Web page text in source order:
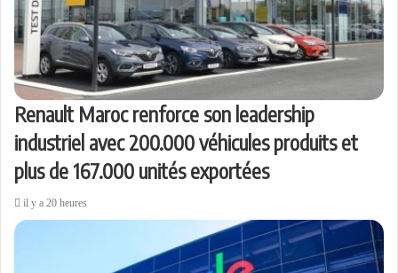
Renault Maroc renforce son leadership
industriel avec 200.000 véhicules produits et
plus de 167.000 unités exportées
il y a 20 heures